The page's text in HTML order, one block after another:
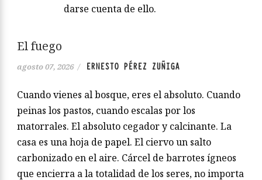
darse cuenta de ello.
El fuego
agosto 07, 2026 / ERNESTO PÉREZ ZUÑIGA
Cuando vienes al bosque, eres el absoluto. Cuando
peinas los pastos, cuando escalas por los
matorrales. El absoluto cegador y calcinante. La
casa es una hoja de papel. El ciervo un salto
carbonizado en el aire. Cárcel de barrotes ígneos
que encierra a la totalidad de los seres, no importa